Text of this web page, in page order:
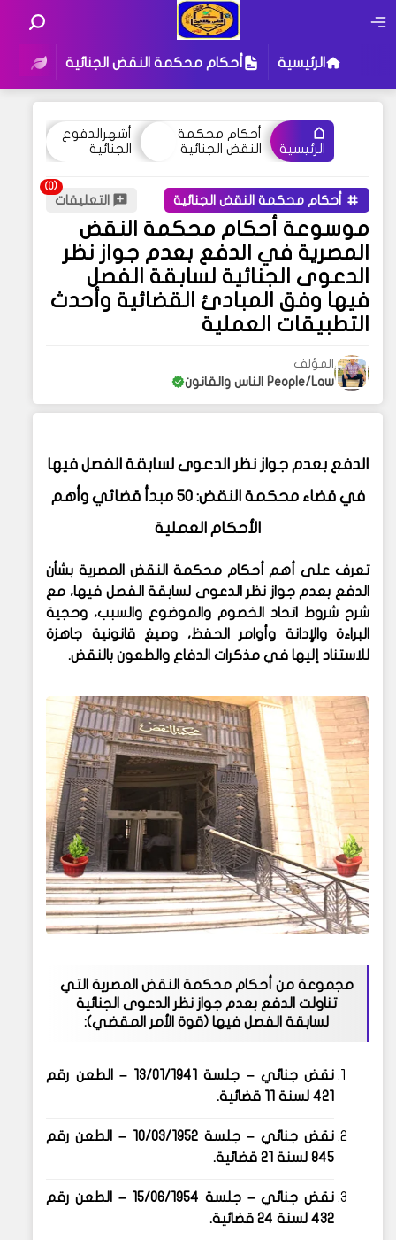
الرئيسية أحكام محكمة النقض الجنائية
الرئيسية
أحكام محكمة
النقض الجنائية
أشهرالدفوع
الجنائية
أحكام محكمة النقض الجنائية التعليقات
موسوعة أحكام محكمة النقض
المصرية في الدفع بعدم جواز نظر
الدعوى الجنائية لسابقة الفصل
فيها وفق المبادئ القضائية وأحدث
التطبيقات العملية
المؤلف
People/Law الناس والقانون
الدفع بعدم جواز نظر الدعوى لسابقة الفصل فيها
في قضاء محكمة النقض: 50 مبدأ قضائي وأهم
الأحكام العملية
تعرف على أهم أحكام محكمة النقض المصرية بشأن
الدفع بعدم جواز نظر الدعوى لسابقة الفصل فيها، مع
شرح شروط اتحاد الخصوم والموضوع والسبب، وحجية
البراءة والإدانة وأوامر الحفظ، وصيغ قانونية جاهزة
للاستناد إليها في مذكرات الدفاع والطعون بالنقض.
مجموعة من أحكام محكمة النقض المصرية التي
تناولت الدفع بعدم جواز نظر الدعوى الجنائية
لسابقة الفصل فيها(قوة الأمر المقضي):
نقض جنائي – جلسة 13/01/1941 – الطعن رقم
421 لسنة 11 قضائية
.
نقض جنائي – جلسة 10/03/1952 – الطعن رقم
845 لسنة 21 قضائية
.
نقض جنائي – جلسة 15/06/1954 – الطعن رقم
432 لسنة 24 قضائية
.